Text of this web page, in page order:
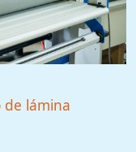
lámina